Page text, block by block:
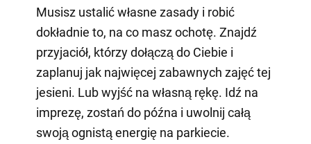
Musisz ustalić własne zasady i robić
dokładnie to, na co masz ochotę. Znajdź
przyjaciół, którzy dołączą do Ciebie i
zaplanuj jak najwięcej zabawnych zajęć tej
jesieni. Lub wyjść na własną rękę. Idź na
imprezę, zostań do późna i uwolnij całą
swoją ognistą energię na parkiecie.